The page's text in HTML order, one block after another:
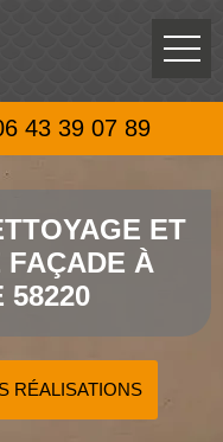
43 39 07 89
ET
FAÇADE À
58220
RÉALISATIONS